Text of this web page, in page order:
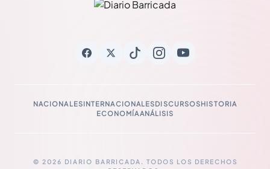
NACIONALESINTERNACIONALESDISCURSOSHISTORIA
ECONOMÍAANÁLISIS
© 2026 DIARIO BARRICADA. TODOS LOS DERECHOS